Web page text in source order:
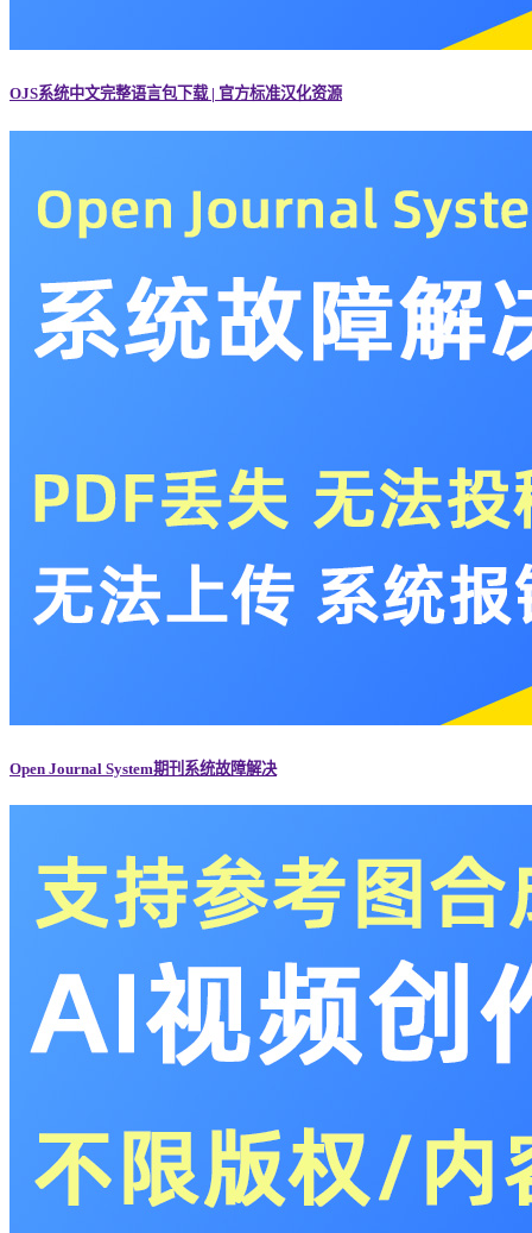
OJS系统中文完整语言包下载 | 官方标准汉化资源
Open Journal System期刊系统故障解决